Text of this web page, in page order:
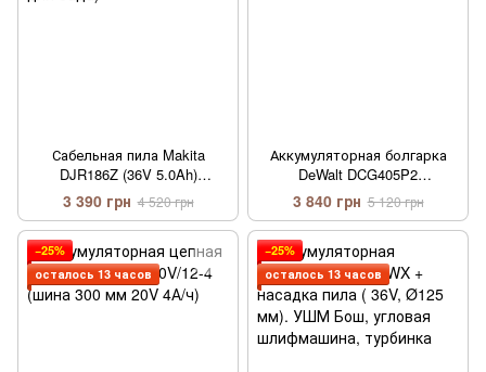
Сабельная пила Makita
DJR186Z (36V 5.0Ah)
(Электроножовка Макита
для сада)
3 390 грн 4 520 грн
Аккумуляторная болгарка
DeWalt DCG405P2
бесщёточная 24V / 5Ah
3 840 грн 5 120 грн
−25%
осталось 13 часов
−25%
осталось 13 часов